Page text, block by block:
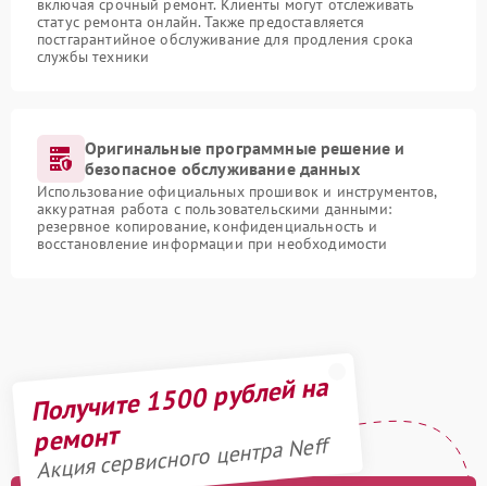
включая срочный ремонт. Клиенты могут отслеживать
статус ремонта онлайн. Также предоставляется
постгарантийное обслуживание для продления срока
службы техники
Оригинальные программные решение и
безопасное обслуживание данных
Использование официальных прошивок и инструментов,
аккуратная работа с пользовательскими данными:
резервное копирование, конфиденциальность и
восстановление информации при необходимости
Получите 1500 рублей на
ремонт
Акция сервисного центра Neff